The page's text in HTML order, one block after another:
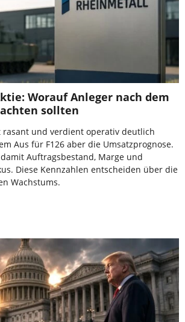
Worauf Anleger nach dem
sollten
rasant und verdient operativ deutlich
Aus für F126 aber die Umsatzprognose.
Auftragsbestand, Marge und
Diese Kennzahlen entscheiden über die
Wachstums.